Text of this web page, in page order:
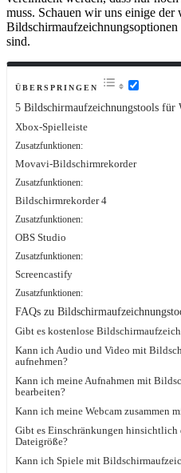
muss. Schauen wir uns einige der
sind.
ÜBERSPRINGEN
5 Bildschirmaufzeichnungstools für
Xbox-Spielleiste
Zusatzfunktionen:
Movavi-Bildschirmrekorder
Zusatzfunktionen:
Bildschirmrekorder 4
Zusatzfunktionen:
OBS Studio
Zusatzfunktionen:
Screencastify
Zusatzfunktionen:
FAQs zu
Gibt es kostenlose
Kann ich Audio und Video mit
aufnehmen?
Kann ich meine Aufnahmen mit
bearbeiten?
Kann ich meine Webcam zusammen
Gibt es Einschränkungen hinsichtlich
Dateigröße?
Kann ich Spiele mit